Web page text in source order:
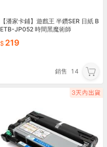
【潘家卡鋪】遊戲王 半鑽SER 日紙 B
ETB-JP052 時間黑魔術師
219
銷售 14